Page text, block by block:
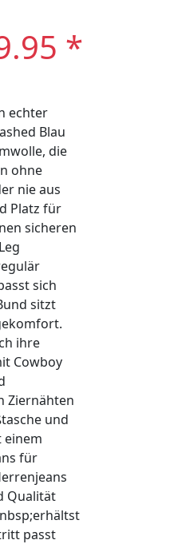
*
echter
Blau
die
ohne
nie aus
Platz für
sicheren
sich
sitzt
ihre
Cowboy
Ziernähten
und
einem
für
Qualität
passt